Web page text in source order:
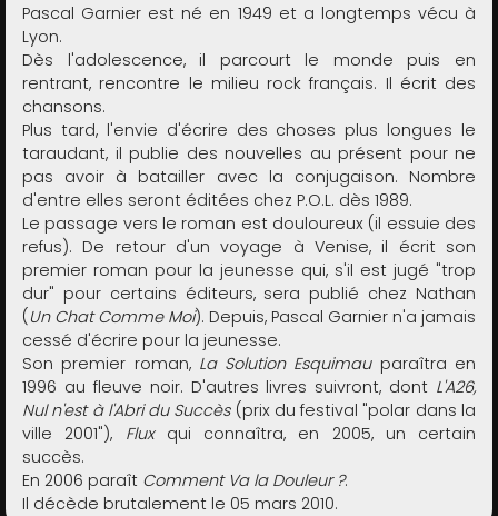
Pascal Garnier est né en 1949 et a longtemps vécu à
Lyon.
Dès l'adolescence, il parcourt le monde puis en
rentrant, rencontre le milieu rock français. Il écrit des
chansons.
Plus tard, l'envie d'écrire des choses plus longues le
taraudant, il publie des nouvelles au présent pour ne
pas avoir à batailler avec la conjugaison. Nombre
d'entre elles seront éditées chez P.O.L. dès 1989.
Le passage vers le roman est douloureux (il essuie des
refus). De retour d'un voyage à Venise, il écrit son
premier roman pour la jeunesse qui, s'il est jugé "trop
dur" pour certains éditeurs, sera publié chez Nathan
(Un Chat Comme Moi). Depuis, Pascal Garnier n'a jamais
cessé d'écrire pour la jeunesse.
Son premier roman, La Solution Esquimauparaîtra en
1996 au fleuve noir. D'autres livres suivront, dont L'A26,
Nul n'est à l'Abri du Succès(prix du festival "polar dans la
ville 2001"), Fluxqui connaîtra, en 2005, un certain
succès.
En 2006 paraît Comment Va la Douleur ?.
Il décède brutalement le 05 mars 2010.